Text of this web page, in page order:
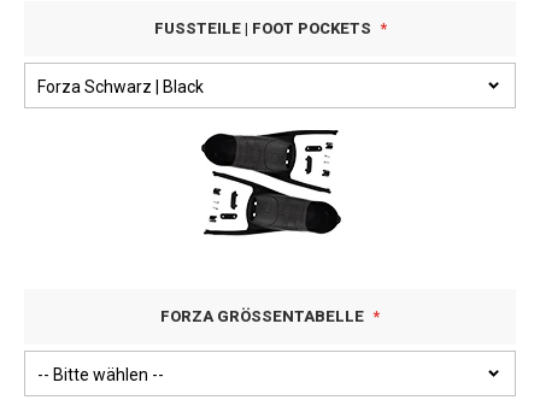
FUSSTEILE | FOOT POCKETS
FORZA GRÖSSENTABELLE